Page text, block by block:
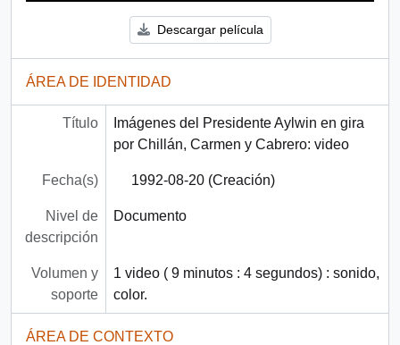
Descargar película
ÁREA DE IDENTIDAD
Título
Imágenes del Presidente Aylwin en gira
por Chillán, Carmen y Cabrero: video
Fecha(s) 1992-08-20 (Creación)
Nivel de
descripción
Documento
Volumen y
soporte
1 video ( 9 minutos : 4 segundos) : sonido,
color.
ÁREA DE CONTEXTO